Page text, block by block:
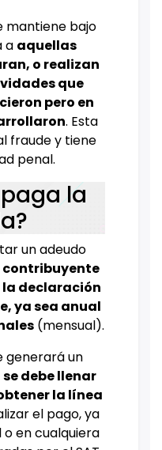
mantiene bajo
a aquellas
o realizan
que
pero en
. Esta
fraude y tiene
penal.
la
un adeudo
contribuyente
declaración
ya sea anual
(mensual).
generará un
se debe llenar
la línea
el pago, ya
en cualquiera